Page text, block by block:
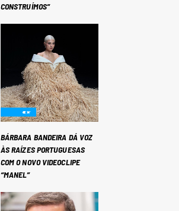
CONSTRUÍMOS”
BÁRBARA BANDEIRA DÁ VOZ
ÀS RAÍZES PORTUGUESAS
COM O NOVO VIDEOCLIPE
“MANEL”